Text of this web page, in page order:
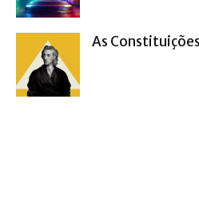
As